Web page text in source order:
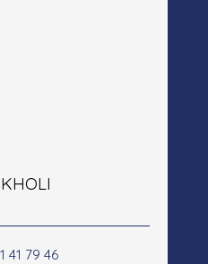
41 79 46